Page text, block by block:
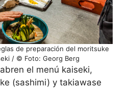
de preparación del moritsuke
/ © Foto: Georg Berg
el menú kaiseki,
(sashimi) y takiawase